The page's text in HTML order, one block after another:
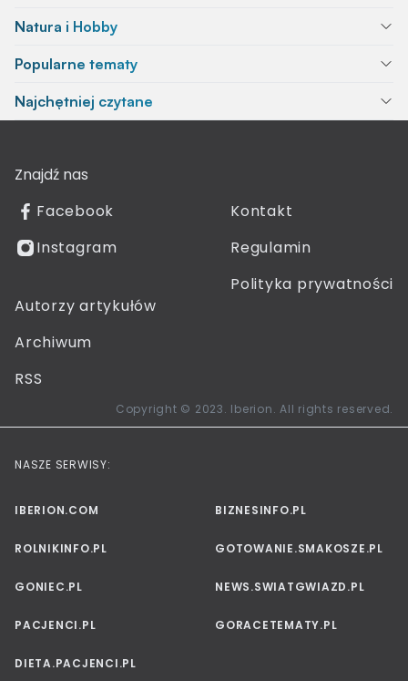
Natura i Hobby
Popularne tematy
Najchętniej czytane
Znajdź nas
Facebook
Instagram
Kontakt
Regulamin
Polityka prywatności
Autorzy artykułów
Archiwum
RSS
Copyright © 2023. Iberion. All rights reserved.
NASZE SERWISY:
IBERION.COM BIZNESINFO.PL
ROLNIKINFO.PL GOTOWANIE.SMAKOSZE.PL
GONIEC.PL NEWS.SWIATGWIAZD.PL
PACJENCI.PL GORACETEMATY.PL
DIETA.PACJENCI.PL